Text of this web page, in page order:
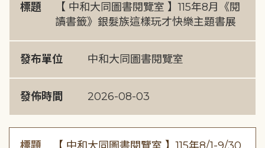
標題
【 中和大同圖書閱覽室 】115年8月《閱
讀書籤》銀髮族這樣玩才快樂主題書展
發布單位 中和大同圖書閱覽室
發佈時間 2026-08-03